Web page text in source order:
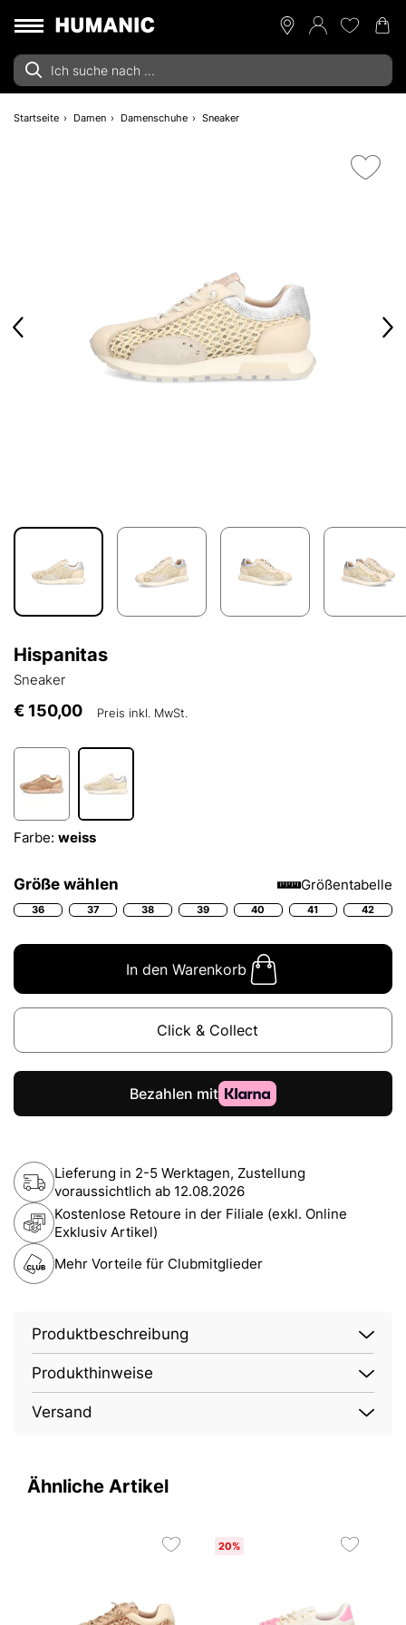
Startseite Damen Damenschuhe Sneaker
Hispanitas
Sneaker
€ 150,00 Preis inkl. MwSt.
Farbe: weiss
Größe wählen Größentabelle
36 37 38 39 40 41 42
In den Warenkorb
Click & Collect
Lieferung in 2-5 Werktagen, Zustellung
voraussichtlich ab 12.08.2026
Kostenlose Retoure in der Filiale (exkl. Online
Exklusiv Artikel)
Mehr Vorteile für Clubmitglieder
Produktbeschreibung
Produkthinweise
Versand
Ähnliche Artikel
20%